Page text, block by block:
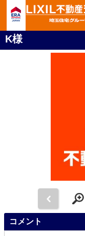
K様
コメント